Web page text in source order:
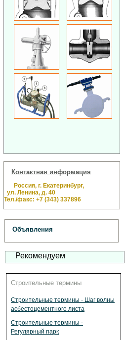
Контактная информация
Россия, г. Екатеринбург,
ул. Ленина, д. 40
Тел./факс: +7 (343) 337896
Объявления
Рекомендуем
Строительные термины
Строительные термины - Шаг волны
асбестоцементного листа
Строительные термины -
Регулярный парк